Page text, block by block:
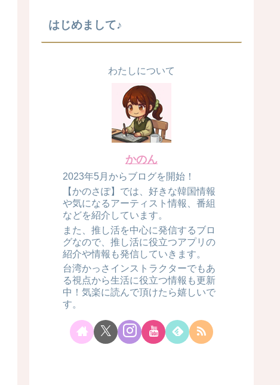
はじめまして♪
わたしについて
かのん
2023年5月からブログを開始！
【かのさぽ】では、好きな韓国情報
や気になるアーティスト情報、番組
などを紹介しています。
また、推し活を中心に発信するブロ
グなので、推し活に役立つアプリの
紹介や情報も発信していきます。
台湾かっさインストラクターでもあ
る視点から生活に役立つ情報も更新
中！気楽に読んで頂けたら嬉しいで
す。